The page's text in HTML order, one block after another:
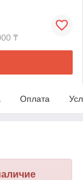
₸
Оплата